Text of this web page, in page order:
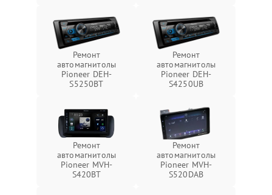
Ремонт
автомагнитолы
Pioneer DEH-
S5250BT
Ремонт
автомагнитолы
Pioneer DEH-
S4250UB
Ремонт
автомагнитолы
Pioneer MVH-
S420BT
Ремонт
автомагнитолы
Pioneer MVH-
S520DAB